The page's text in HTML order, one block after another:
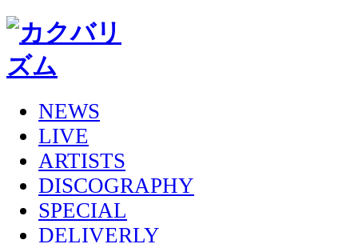
NEWS
LIVE
ARTISTS
DISCOGRAPHY
SPECIAL
DELIVERLY